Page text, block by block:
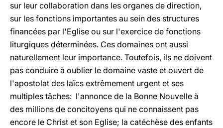
sur leur collaboration dans les organes de direction,
sur les fonctions importantes au sein des structures
financées par l'Eglise ou sur l'exercice de fonctions
liturgiques déterminées. Ces domaines ont aussi
naturellement leur importance. Toutefois, ils ne doivent
pas conduire à oublier le domaine vaste et ouvert de
l'apostolat des laïcs extrêmement urgent et ses
multiples tâches: l'annonce de la Bonne Nouvelle à
des millions de concitoyens qui ne connaissent pas
encore le Christ et son Eglise; la catéchèse des enfants